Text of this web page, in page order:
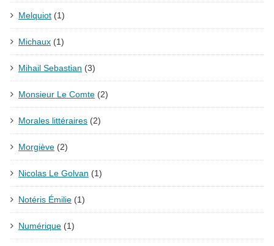
Melquiot (1)
Michaux (1)
Mihail Sebastian (3)
Monsieur Le Comte (2)
Morales littéraires (2)
Morgiève (2)
Nicolas Le Golvan (1)
Notéris Émilie (1)
Numérique (1)